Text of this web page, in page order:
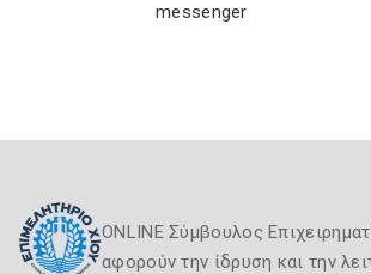
messenger
ONLINE Σύμβουλος
αφορούν την ίδρυση και την